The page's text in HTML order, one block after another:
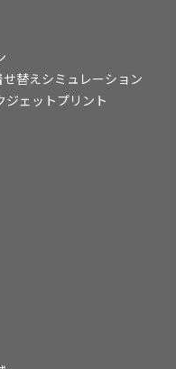
替えシミュレーション
ェットプリント